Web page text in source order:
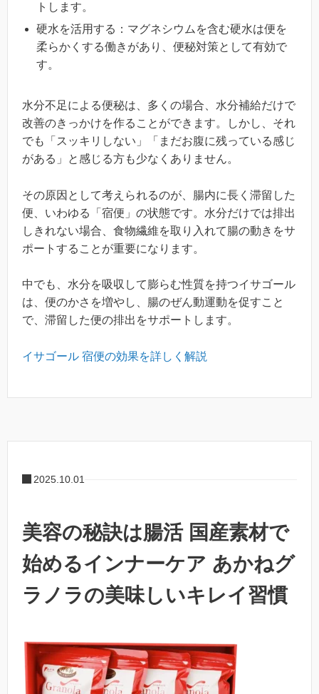
トします。
硬水を活用する：マグネシウムを含む硬水は便を
柔らかくする働きがあり、便秘対策として有効で
す。
水分不足による便秘は、多くの場合、水分補給だけで
改善のきっかけを作ることができます。しかし、それ
でも「スッキリしない」「まだお腹に残っている感じ
がある」と感じる方も少なくありません。
その原因として考えられるのが、腸内に長く滞留した
便、いわゆる「宿便」の状態です。水分だけでは排出
しきれない場合、食物繊維を取り入れて腸の動きをサ
ポートすることが重要になります。
中でも、水分を吸収して膨らむ性質を持つイサゴール
は、便のかさを増やし、腸のぜん動運動を促すこと
で、滞留した便の排出をサポートします。
イサゴール 宿便の効果を詳しく解説
2025.10.01
美容の秘訣は腸活 国産素材で
始めるインナーケア あかねグ
ラノラの美味しいキレイ習慣